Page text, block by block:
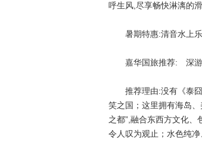
呼生风,尽享畅快淋漓的
暑期特惠:清音水上乐
嘉华国旅推荐: 深游
推荐理由:没有《泰囧
笑之国；这里拥有海岛
之都”,融合东西方文化
令人叹为观止；水色纯